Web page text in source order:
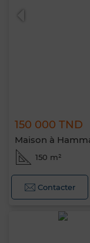
150 000 TND
Maison à
150 m²
Contacter